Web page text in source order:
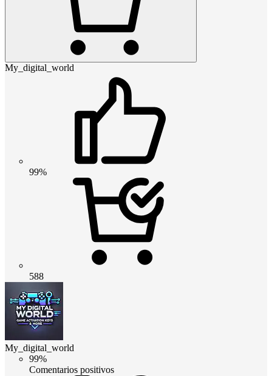
My_digital_world
99%
588
My_digital_world
99%
Comentarios positivos